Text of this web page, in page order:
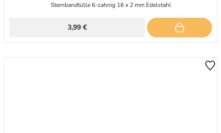
Sternbandtülle 6-zahnig 16 x 2 mm Edelstahl
3,99 €